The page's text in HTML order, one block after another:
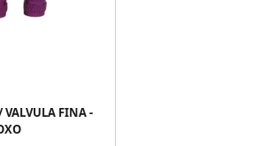
FINA -